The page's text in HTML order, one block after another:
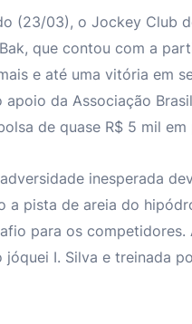
(23/03), o Jockey Club
que contou com a
e até uma vitória em
apoio da Associação
de quase R$ 5 mil em
inesperada
a pista de areia do
para os
I. Silva e treinada